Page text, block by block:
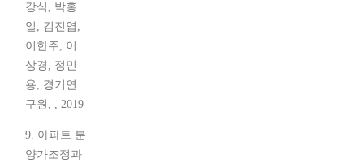
강식, 박홍
일, 김진엽,
이한주, 이
상경, 정민
용, 경기연
구원, , 2019
9. 아파트 분
양가조정과